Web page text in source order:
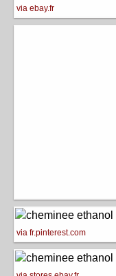
via ebay.fr
via fr.pinterest.com